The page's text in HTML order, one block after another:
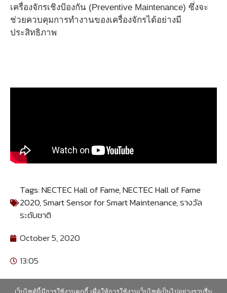
เครื่องจักรเชิงป้องกัน (Preventive Maintenance) ซึ่งจะ
ช่วยควบคุมการทำงานของเครื่องจักรได้อย่างมี
ประสิทธิภาพ
Tags:NECTEC Hall of Fame,NECTEC Hall of Fame
2020,Smart Sensor for Smart Maintenance,รางวัล
ระดับชาติ
October 5, 2020
13:05